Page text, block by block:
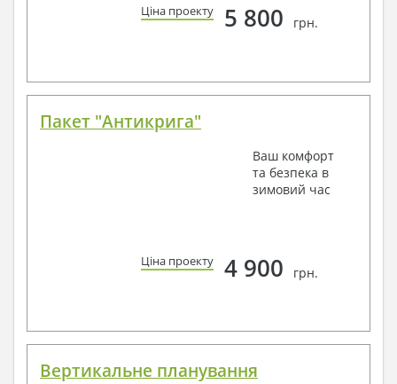
Ціна проекту 5 800 грн.
Пакет "Антикрига"
Ваш комфорт
та безпека в
зимовий час
Ціна проекту 4 900 грн.
Вертикальне планування